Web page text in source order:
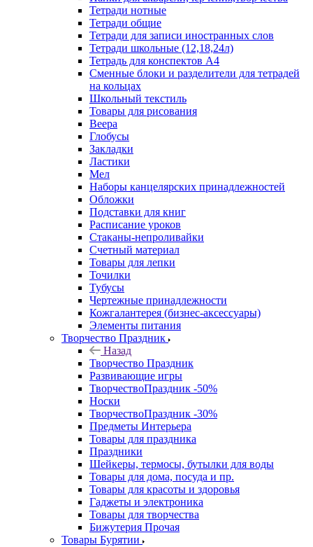
Тетради нотные
Тетради общие
Тетради для записи иностранных слов
Тетради школьные (12,18,24л)
Тетрадь для конспектов А4
Сменные блоки и разделители для тетрадей
на кольцах
Школьный текстиль
Товары для рисования
Веера
Глобусы
Закладки
Ластики
Мел
Наборы канцелярских принадлежностей
Обложки
Подставки для книг
Расписание уроков
Стаканы-непроливайки
Счетный материал
Товары для лепки
Точилки
Тубусы
Чертежные принадлежности
Кожгалантерея (бизнес-аксессуары)
Элементы питания
Творчество Праздник
Назад
Творчество Праздник
Развивающие игры
ТворчествоПраздник -50%
Носки
ТворчествоПраздник -30%
Предметы Интерьера
Товары для праздника
Праздники
Шейкеры, термосы, бутылки для воды
Товары для дома, посуда и пр.
Товары для красоты и здоровья
Гаджеты и электроника
Товары для творчества
Бижутерия Прочая
Товары Бурятии